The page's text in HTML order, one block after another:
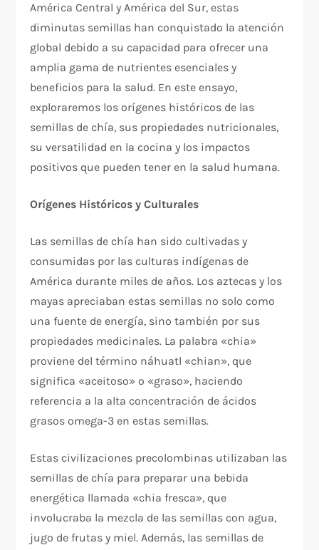
América Central y América del Sur, estas
diminutas semillas han conquistado la atención
global debido a su capacidad para ofrecer una
amplia gama de nutrientes esenciales y
beneficios para la salud. En este ensayo,
exploraremos los orígenes históricos de las
semillas de chía, sus propiedades nutricionales,
su versatilidad en la cocina y los impactos
positivos que pueden tener en la salud humana.
Orígenes Históricos y Culturales
Las semillas de chía han sido cultivadas y
consumidas por las culturas indígenas de
América durante miles de años. Los aztecas y los
mayas apreciaban estas semillas no solo como
una fuente de energía, sino también por sus
propiedades medicinales. La palabra «chia»
proviene del término náhuatl «chian», que
significa «aceitoso» o «graso», haciendo
referencia a la alta concentración de ácidos
grasos omega-3 en estas semillas.
Estas civilizaciones precolombinas utilizaban las
semillas de chía para preparar una bebida
energética llamada «chia fresca», que
involucraba la mezcla de las semillas con agua,
jugo de frutas y miel. Además, las semillas de